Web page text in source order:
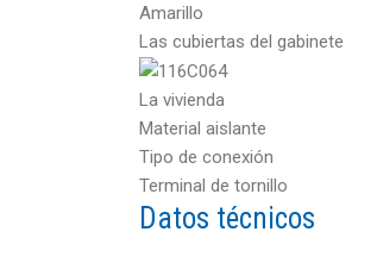
Amarillo
Las cubiertas del gabinete
La vivienda
Material aislante
Tipo de conexión
Terminal de tornillo
Datos técnicos